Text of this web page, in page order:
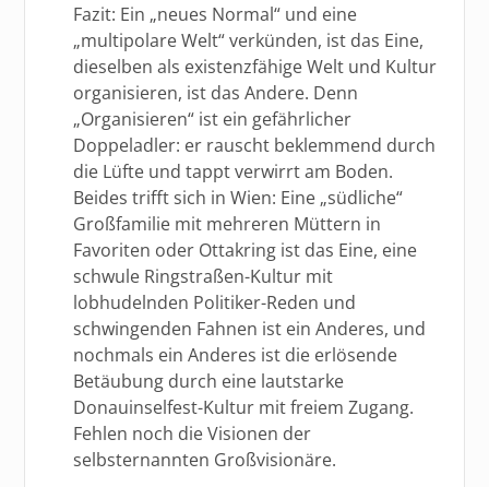
Fazit: Ein „neues Normal“ und eine
„multipolare Welt“ verkünden, ist das Eine,
dieselben als existenzfähige Welt und Kultur
organisieren, ist das Andere. Denn
„Organisieren“ ist ein gefährlicher
Doppeladler: er rauscht beklemmend durch
die Lüfte und tappt verwirrt am Boden.
Beides trifft sich in Wien: Eine „südliche“
Großfamilie mit mehreren Müttern in
Favoriten oder Ottakring ist das Eine, eine
schwule Ringstraßen-Kultur mit
lobhudelnden Politiker-Reden und
schwingenden Fahnen ist ein Anderes, und
nochmals ein Anderes ist die erlösende
Betäubung durch eine lautstarke
Donauinselfest-Kultur mit freiem Zugang.
Fehlen noch die Visionen der
selbsternannten Großvisionäre.